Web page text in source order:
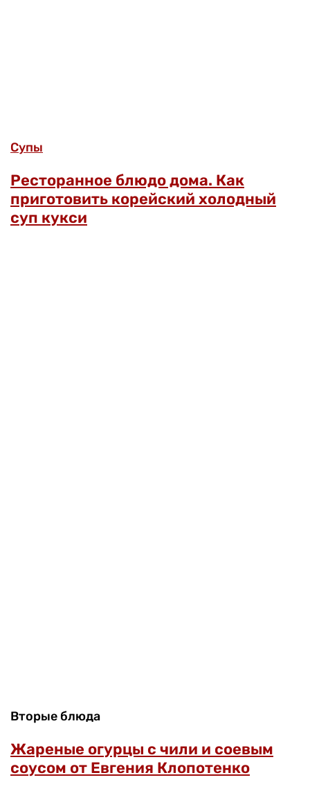
Супы
Ресторанное блюдо дома. Как
приготовить корейский холодный
суп кукси
Вторые блюда
Жареные огурцы с чили и соевым
соусом от Евгения Клопотенко